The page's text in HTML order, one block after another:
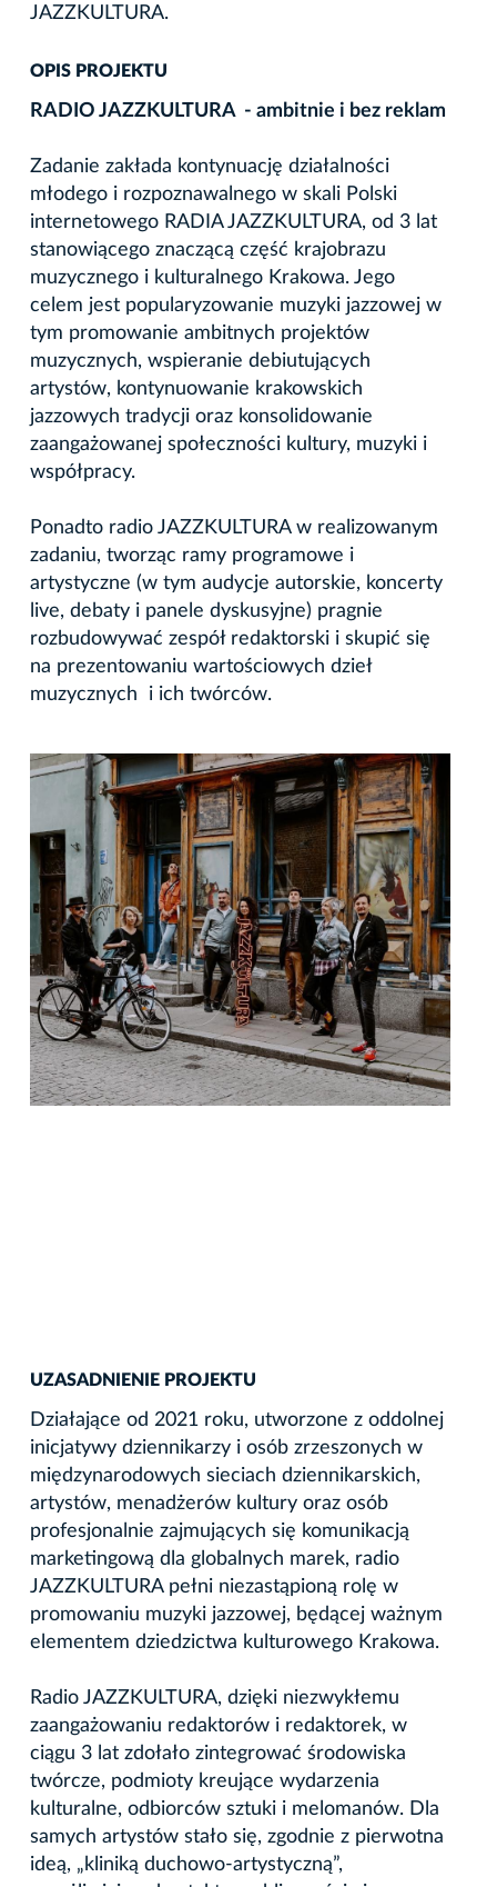
JAZZKULTURA.
OPIS PROJEKTU
RADIO JAZZKULTURA - ambitnie i bez reklam
Zadanie zakłada kontynuację działalności
młodego i rozpoznawalnego w skali Polski
internetowego RADIA JAZZKULTURA, od 3 lat
stanowiącego znaczącą część krajobrazu
muzycznego i kulturalnego Krakowa. Jego
celem jest popularyzowanie muzyki jazzowej w
tym promowanie ambitnych projektów
muzycznych, wspieranie debiutujących
artystów, kontynuowanie krakowskich
jazzowych tradycji oraz konsolidowanie
zaangażowanej społeczności kultury, muzyki i
współpracy.
Ponadto radio JAZZKULTURA w realizowanym
zadaniu, tworząc ramy programowe i
artystyczne (w tym audycje autorskie, koncerty
live, debaty i panele dyskusyjne) pragnie
rozbudowywać zespół redaktorski i skupić się
na prezentowaniu wartościowych dzieł
muzycznych i ich twórców.
UZASADNIENIE PROJEKTU
Działające od 2021 roku, utworzone z oddolnej
inicjatywy dziennikarzy i osób zrzeszonych w
międzynarodowych sieciach dziennikarskich,
artystów, menadżerów kultury oraz osób
profesjonalnie zajmujących się komunikacją
marketingową dla globalnych marek, radio
JAZZKULTURA pełni niezastąpioną rolę w
promowaniu muzyki jazzowej, będącej ważnym
elementem dziedzictwa kulturowego Krakowa.
Radio JAZZKULTURA, dzięki niezwykłemu
zaangażowaniu redaktorów i redaktorek, w
ciągu 3 lat zdołało zintegrować środowiska
twórcze, podmioty kreujące wydarzenia
kulturalne, odbiorców sztuki i melomanów. Dla
samych artystów stało się, zgodnie z pierwotna
ideą, „kliniką duchowo-artystyczną”,